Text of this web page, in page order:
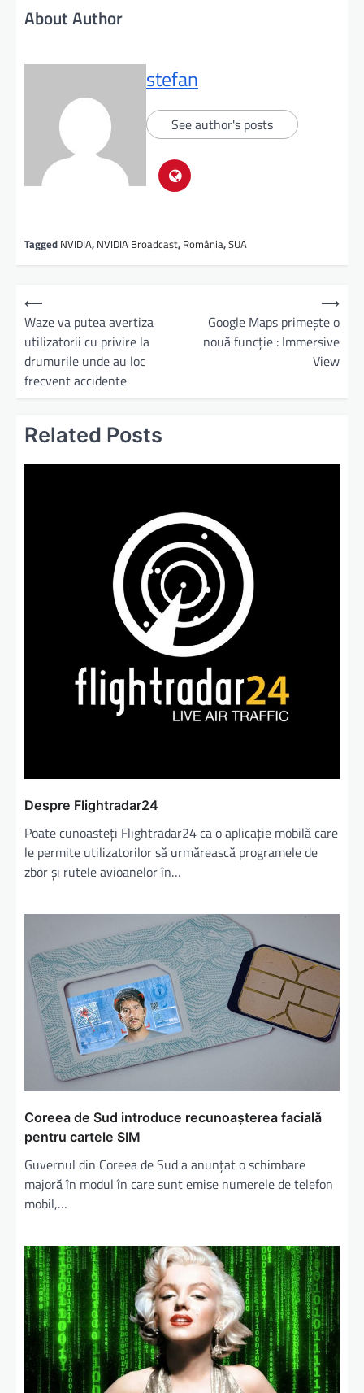
About Author
stefan
See author's posts
Tagged NVIDIA, NVIDIA Broadcast, România,SUA
⟵
Waze va putea avertiza
utilizatorii cu privire la
drumurile unde au loc
frecvent accidente
Google Maps primește o
nouă funcție : Immersive
View
⟶
Related Posts
Despre Flightradar24
Poate cunoasteți Flightradar24 ca o aplicație mobilă care
le permite utilizatorilor să urmărească programele de
zbor şi rutele avioanelor în…
Coreea de Sud introduce recunoașterea facială
pentru cartele SIM
Guvernul din Coreea de Sud a anunțat o schimbare
majoră în modul în care sunt emise numerele de telefon
mobil,…